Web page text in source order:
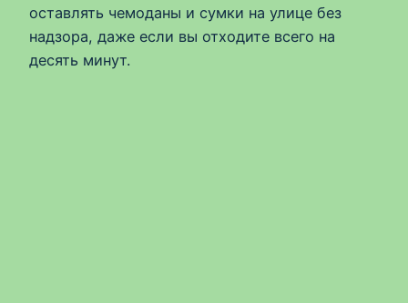
оставлять чемоданы и сумки на улице без
надзора, даже если вы отходите всего на
десять минут.